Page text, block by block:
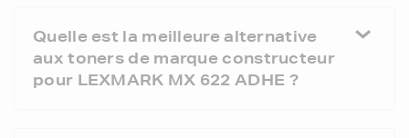
Quelle est la meilleure alternative
aux toners de marque constructeur
pour LEXMARK MX 622 ADHE ?